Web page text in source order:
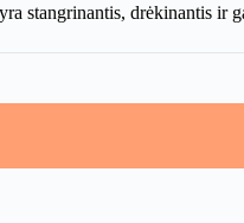
stangrinantis, drėkinantis